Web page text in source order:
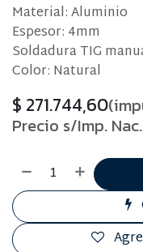
Material: Aluminio
Espesor: 4mm
Soldadura TIG
Color: Natural
$ 271.744,60
Precio s/Imp.